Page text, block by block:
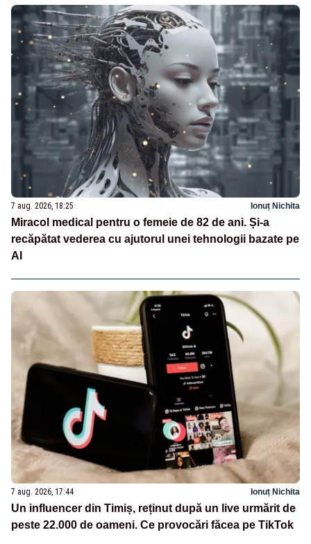
7 aug. 2026, 18:25 Ionuț Nichita
Miracol medical pentru o femeie de 82 de ani. Și-a
recăpătat vederea cu ajutorul unei tehnologii bazate pe
AI
7 aug. 2026, 17:44 Ionuț Nichita
Un influencer din Timiș, reținut după un live urmărit de
peste 22.000 de oameni. Ce provocări făcea pe TikTok